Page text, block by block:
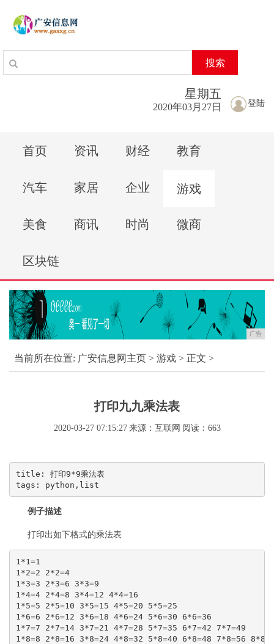
搜索
登陆
星期五
2020年03月27日
首页 资讯 财经 教育
汽车 家居 企业 游戏
美食 商讯 时尚 微商
区块链
广告
当前所在位置: 广安信息网主页 > 游戏 > 正文 >
打印九九乘法表
2020-03-27 07:15:27 来源：互联网 阅读：663
title: 打印9*9乘法表
tags: python,list
例子描述
打印出如下格式的乘法表
1*1=1
1*2=2 2*2=4
1*3=3 2*3=6 3*3=9
1*4=4 2*4=8 3*4=12 4*4=16
1*5=5 2*5=10 3*5=15 4*5=20 5*5=25
1*6=6 2*6=12 3*6=18 4*6=24 5*6=30 6*6=36
1*7=7 2*7=14 3*7=21 4*7=28 5*7=35 6*7=42 7*7=49
1*8=8 2*8=16 3*8=24 4*8=32 5*8=40 6*8=48 7*8=56